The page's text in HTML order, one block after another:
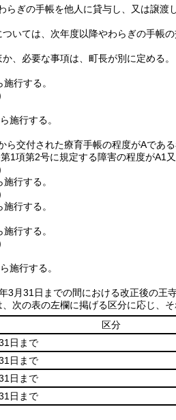
らぎの手帳を他人に貸与し、又は譲渡
いては、次年度以降やわらぎの手帳の
、必要な事項は、町長が別に定める。
行する。
施行する。
ら交付された療育手帳の程度がAであ
1項第2号に規定する障害の程度がA1
行する。
行する。
行する。
施行する。
3月31日までの間における改正後の
次の表の左欄に掲げる区分に応じ、
区分
日まで
日まで
日まで
日まで